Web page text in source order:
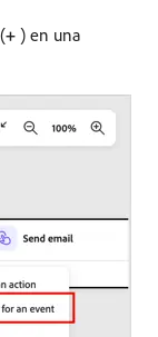
+ ) en una